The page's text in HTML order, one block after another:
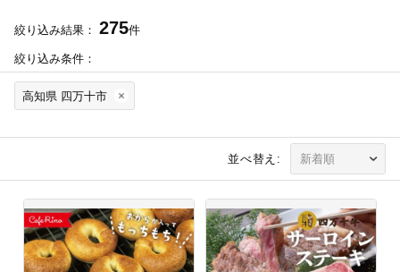
絞り込み結果： 275件
絞り込み条件：
高知県 四万十市
並べ替え: